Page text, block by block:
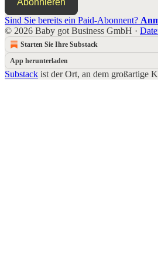
Sind Sie bereits ein Paid-Abonnent?
© 2026 Baby got Business GmbH ·
Starten Sie Ihre Substack
App herunterladen
Substack ist der Ort, an dem großartige